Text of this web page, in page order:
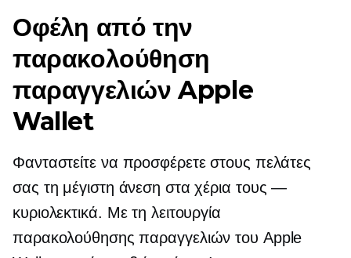
Οφέλη από την
παρακολούθηση
παραγγελιών Apple
Wallet
Φανταστείτε να προσφέρετε στους πελάτες
σας τη μέγιστη άνεση στα χέρια τους —
κυριολεκτικά. Με τη λειτουργία
παρακολούθησης παραγγελιών του Apple